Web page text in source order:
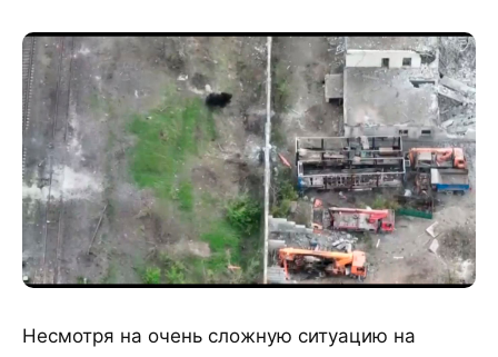
Несмотря на очень сложную ситуацию на